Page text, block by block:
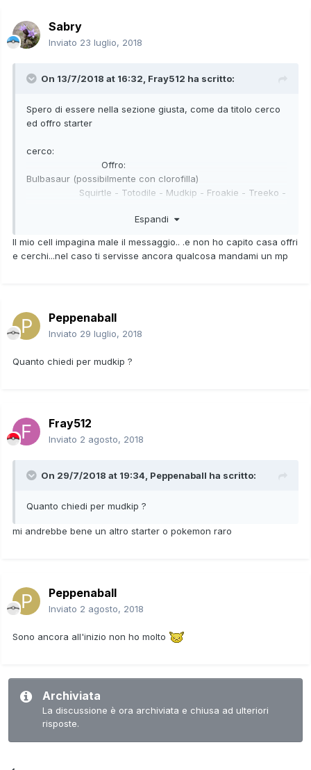
Chimchar
Froakie (con mutatipo)
Sabry
Inviato 23 luglio, 2018
On 13/7/2018 at 16:32, Fray512 ha scritto:
Spero di essere nella sezione giusta, come da titolo cerco
ed offro starter
cerco:
Offro:
Bulbasaur (possibilmente con clorofilla)
Squirtle - Totodile - Mudkip - Froakie - Treeko -
Chikorita
Turtwig
Snivy (con inversione) - Tutti gli starter di
Chimchar
Tepig
Froakie (con mutatipo)
Espandi
Il mio cell impagina male il messaggio.. .e non ho capito casa offri
e cerchi...nel caso ti servisse ancora qualcosa mandami un mp
Peppenaball
Inviato 29 luglio, 2018
Quanto chiedi per mudkip ?
Fray512
Inviato 2 agosto, 2018
On 29/7/2018 at 19:34, Peppenaball ha scritto:
Quanto chiedi per mudkip ?
mi andrebbe bene un altro starter o pokemon raro
Peppenaball
Inviato 2 agosto, 2018
Sono ancora all'inizio non ho molto
Archiviata
La discussione è ora archiviata e chiusa ad ulteriori
risposte.